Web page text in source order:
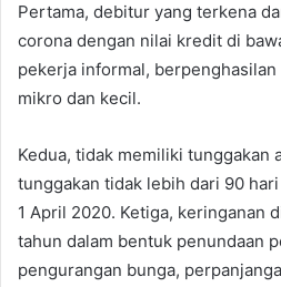
Pertama, debitur yang terkena
corona dengan nilai kredit di
pekerja informal,
mikro dan kecil.
Kedua, tidak memiliki tunggakan
tunggakan tidak lebih dari 90
1 April 2020. Ketiga, keringanan
tahun dalam bentuk penundaan
pengurangan bunga,